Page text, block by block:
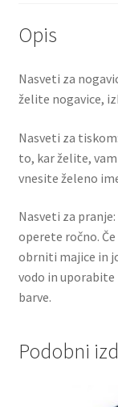
Opis
Nasveti za
želite nogavice,
Nasveti za
to, kar želite,
vnesite želeno
Nasveti za
operete ročno.
obrniti majice in
vodo in
barve.
Podobni